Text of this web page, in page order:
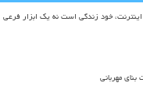
خود زندگی است نه یک ابزار فرعی
مهربانی